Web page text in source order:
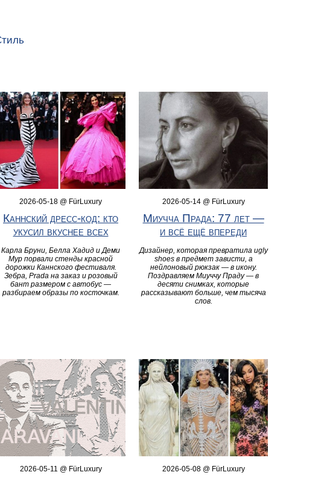
2026-05-18 @ FürLuxury
Каннский дресс-код: кто
укусил вкуснее всех
Карла Бруни, Белла Хадид и Деми
Мур порвали стенды красной
дорожки Каннского фестиваля.
Зебра, Prada на заказ и розовый
бант размером с автобус —
разбираем образы по косточкам.
2026-05-14 @ FürLuxury
Миучча Прада: 77 лет —
и всё ещё впереди
Дизайнер, которая превратила ugly
shoes в предмет зависти, а
нейлоновый рюкзак — в икону.
Поздравляем Миуччу Праду — в
десяти снимках, которые
рассказывают больше, чем тысяча
слов.
2026-05-11 @ FürLuxury 2026-05-08 @ FürLuxury